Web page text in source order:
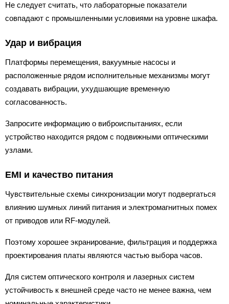
Не следует считать, что лабораторные показатели
совпадают с промышленными условиями на уровне шкафа.
Удар и вибрация
Платформы перемещения, вакуумные насосы и
расположенные рядом исполнительные механизмы могут
создавать вибрации, ухудшающие временную
согласованность.
Запросите информацию о виброиспытаниях, если
устройство находится рядом с подвижными оптическими
узлами.
EMI и качество питания
Чувствительные схемы синхронизации могут подвергаться
влиянию шумных линий питания и электромагнитных помех
от приводов или RF-модулей.
Поэтому хорошее экранирование, фильтрация и поддержка
проектирования платы являются частью выбора часов.
Для систем оптического контроля и лазерных систем
устойчивость к внешней среде часто не менее важна, чем